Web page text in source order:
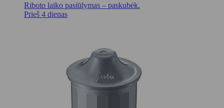
Riboto laiko pasiūlymas – paskubėk.
Prieš 4 dienas